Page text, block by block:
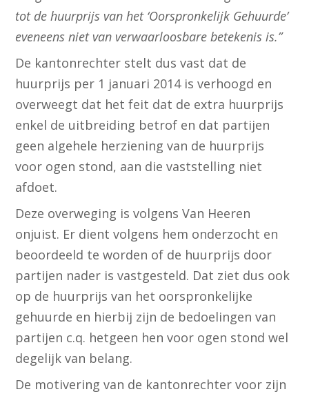
tot de huurprijs van het ‘Oorspronkelijk Gehuurde’
eveneens niet van verwaarloosbare betekenis is.”
De kantonrechter stelt dus vast dat de
huurprijs per 1 januari 2014 is verhoogd en
overweegt dat het feit dat de extra huurprijs
enkel de uitbreiding betrof en dat partijen
geen algehele herziening van de huurprijs
voor ogen stond, aan die vaststelling niet
afdoet.
Deze overweging is volgens Van Heeren
onjuist. Er dient volgens hem onderzocht en
beoordeeld te worden of de huurprijs door
partijen nader is vastgesteld. Dat ziet dus ook
op de huurprijs van het oorspronkelijke
gehuurde en hierbij zijn de bedoelingen van
partijen c.q. hetgeen hen voor ogen stond wel
degelijk van belang.
De motivering van de kantonrechter voor zijn